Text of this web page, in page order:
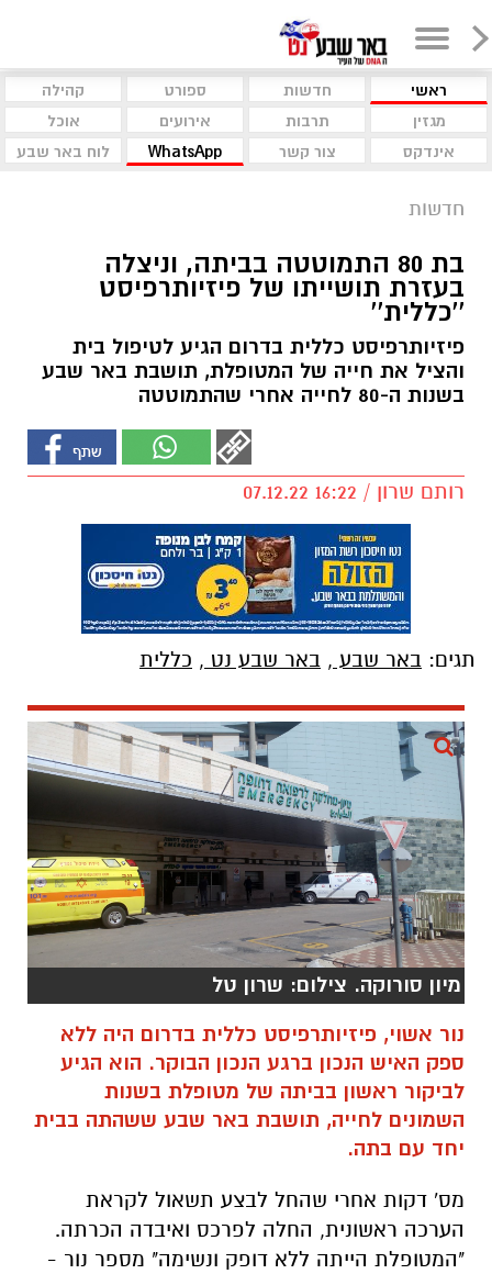
ראשי חדשות ספורט
קהילה
מגזין
תרבות אירועים
אוכל
אינדקס
צור קשר WhatsApp לוח באר שבע
חדשות
בת 80 התמוטטה בביתה, וניצלה
בעזרת תושייתו של פיזיותרפיסט
''כללית''
פיזיותרפיסט כללית בדרום הגיע לטיפול בית
והציל את חייה של המטופלת, תושבת באר שבע
בשנות ה-80 לחייה אחרי שהתמוטטה
רותם שרון / 16:22 07.12.22
תגים: באר שבע , באר שבע נט , כללית
מיון סורוקה. צילום: שרון טל
נור אשוי, פיזיותרפיסט כללית בדרום היה ללא
ספק האיש הנכון ברגע הנכון הבוקר. הוא הגיע
לביקור ראשון בביתה של מטופלת בשנות
השמונים לחייה, תושבת באר שבע ששהתה בבית
יחד עם בתה.
מס' דקות אחרי שהחל לבצע תשאול לקראת
הערכה ראשונית, החלה לפרכס ואיבדה הכרתה.
"המטופלת הייתה ללא דופק ונשימה" מספר נור -